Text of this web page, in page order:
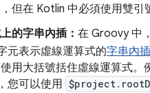
但在 Kotlin 中必須使用雙引
的字串內插： 在 Groovy 中
元表示虛線運算式的字串內插
用大括號括住虛線運算式。
您可以使用